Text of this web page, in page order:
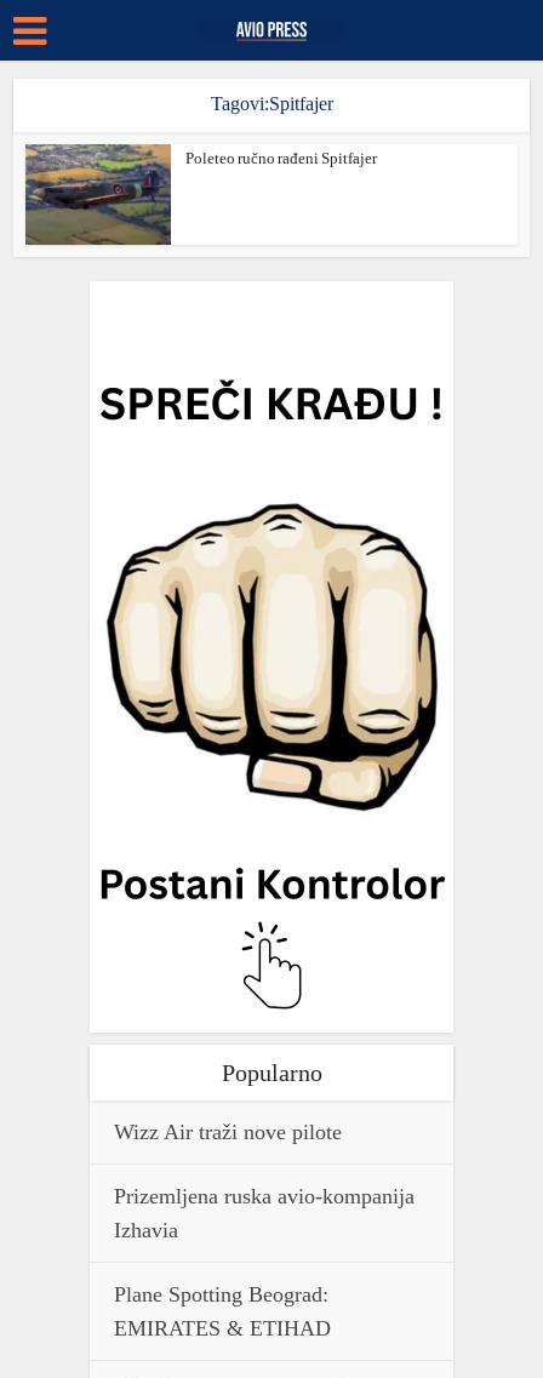
Tagovi:Spitfajer
Poleteo ručno rađeni Spitfajer
Popularno
Wizz Air traži nove pilote
Prizemljena ruska avio-kompanija
Izhavia
Plane Spotting Beograd:
EMIRATES & ETIHAD